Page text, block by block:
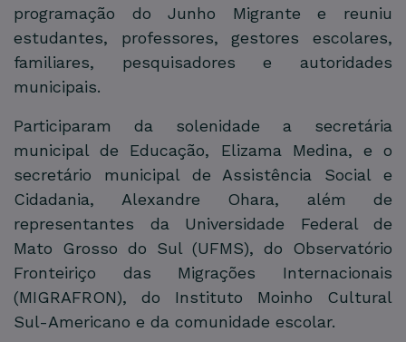
programação do Junho Migrante e reuniu
estudantes, professores, gestores escolares,
familiares, pesquisadores e autoridades
municipais.
Participaram da solenidade a secretária
municipal de Educação, Elizama Medina, e o
secretário municipal de Assistência Social e
Cidadania, Alexandre Ohara, além de
representantes da Universidade Federal de
Mato Grosso do Sul (UFMS), do Observatório
Fronteiriço das Migrações Internacionais
(MIGRAFRON), do Instituto Moinho Cultural
Sul-Americano e da comunidade escolar.